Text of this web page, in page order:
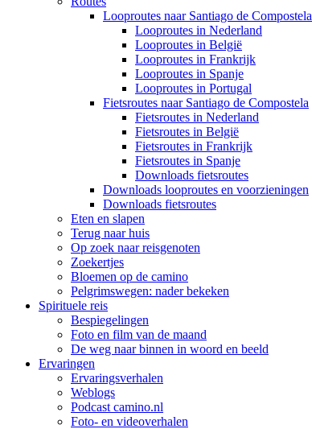
Looproutes naar Santiago de Compostela
Looproutes in Nederland
Looproutes in België
Looproutes in Frankrijk
Looproutes in Spanje
Looproutes in Portugal
Fietsroutes naar Santiago de Compostela
Fietsroutes in Nederland
Fietsroutes in België
Fietsroutes in Frankrijk
Fietsroutes in Spanje
Downloads fietsroutes
Downloads looproutes en voorzieningen
Downloads fietsroutes
Eten en slapen
Terug naar huis
Op zoek naar reisgenoten
Zoekertjes
Bloemen op de camino
Pelgrimswegen: nader bekeken
Spirituele reis
Bespiegelingen
Foto en film van de maand
De weg naar binnen in woord en beeld
Ervaringen
Ervaringsverhalen
Weblogs
Podcast camino.nl
Foto- en videoverhalen